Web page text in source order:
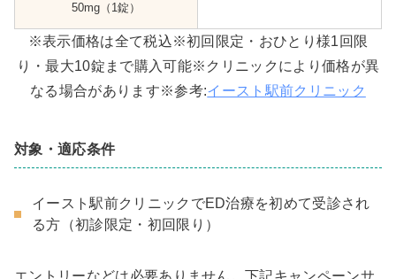
50mg（1錠）
※表示価格は全て税込※初回限定・おひとり様1回限
り・最大10錠まで購入可能※クリニックにより価格が異
なる場合があります※参考:イースト駅前クリニック
対象・適応条件
イースト駅前クリニックでED治療を初めて受診され
る方（初診限定・初回限り）
エントリーなどは必要ありません。下記キャンペーンサ